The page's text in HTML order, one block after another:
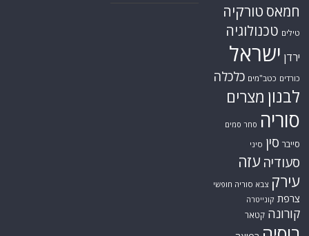
חמאס טורקיה
טילים טכנולוגיה
ירדן ישראל
כורדים כטב"מים כלכלה
לבנון מצרים
סוריה סחר סמים
סייבר סין סיני
סעודיה עזה
עירק צבא סוריה חופשי
צרפת קונייטרה
קורונה קטאר